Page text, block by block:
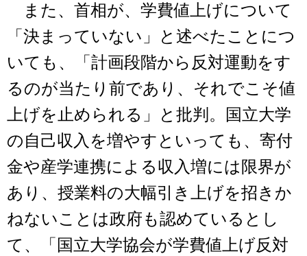
また、首相が、学費値上げについて
「決まっていない」と述べたことにつ
いても、「計画段階から反対運動をす
るのが当たり前であり、それでこそ値
上げを止められる」と批判。国立大学
の自己収入を増やすといっても、寄付
金や産学連携による収入増には限界が
あり、授業料の大幅引き上げを招きか
ねないことは政府も認めているとし
て、「国立大学協会が学費値上げ反対